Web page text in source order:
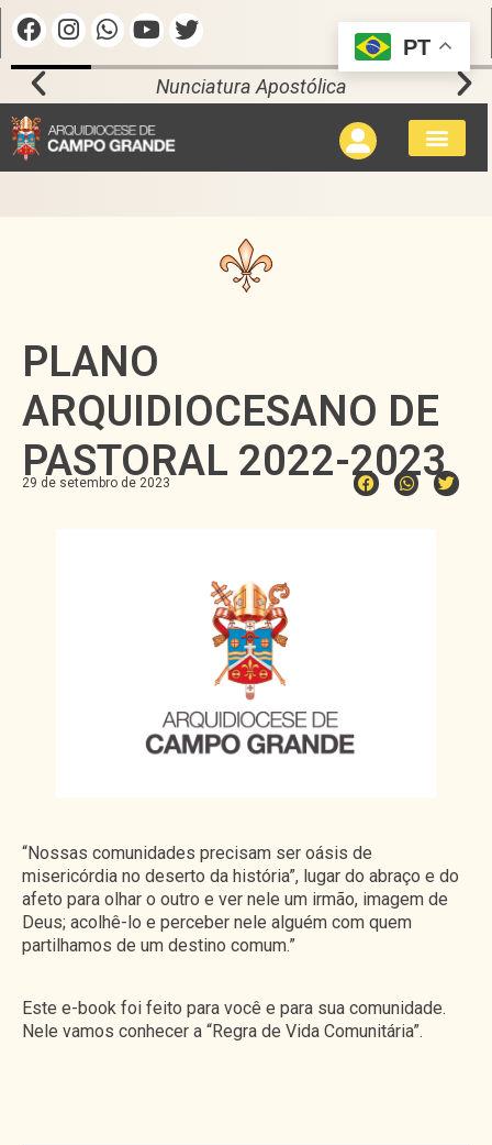
Vaticano
PLANO
ARQUIDIOCESANO DE
PASTORAL 2022-2023
29 de setembro de 2023
“Nossas comunidades precisam ser oásis de
misericórdia no deserto da história”, lugar do abraço e do
afeto para olhar o outro e ver nele um irmão, imagem de
Deus; acolhê-lo e perceber nele alguém com quem
partilhamos de um destino comum.”
Este e-book foi feito para você e para sua comunidade.
Nele vamos conhecer a “Regra de Vida Comunitária”.
PT